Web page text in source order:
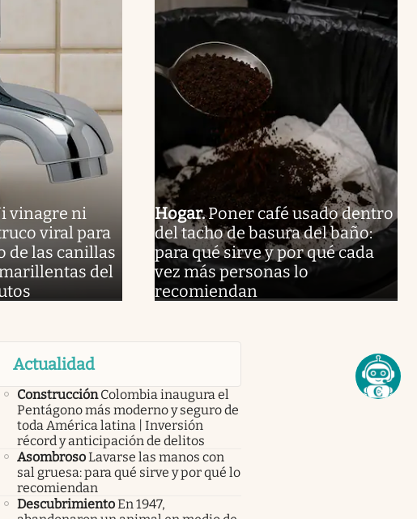
vinagre ni
viral para
de las canillas
del
Hogar.Poner café usado dentro
del tacho de basura del baño:
para qué sirve y por qué cada
vez más personas lo
recomiendan
Actualidad
Construcción Colombia inaugura el
Pentágono más moderno y seguro de
toda América latina | Inversión
récord y anticipación de delitos
AsombrosoLavarse las manos con
sal gruesa: para qué sirve y por qué lo
recomiendan
DescubrimientoEn 1947,